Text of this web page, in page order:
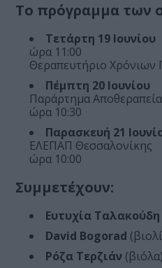
Το πρόγραμμα των
Τετάρτη 19 Ιουνίου
ώρα 11:00
Θεραπευτήριο Χρόνιων
Πέμπτη 20 Ιουνίου
Παράρτημα
ώρα 10:30
Παρασκευή 21
ΕΛΕΠΑΠ Θεσσαλονίκης
ώρα 10:00
Συμμετέχουν:
Ευτυχία Ταλακούδη
David Bogorad
Ρόζα Τερζιάν (βιόλα)